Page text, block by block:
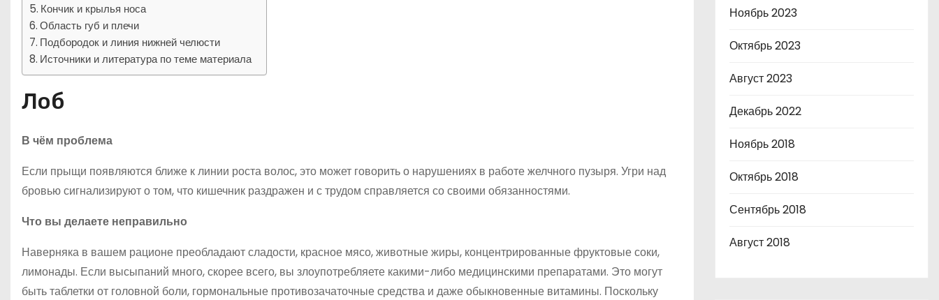
Кончик и крылья носа
Область губ и плечи
Подбородок и линия нижней челюсти
Источники и литература по теме материала
Лоб
В чём проблема
Если прыщи появляются ближе к линии роста волос, это может говорить о нарушениях в работе желчного пузыря. Угри над
бровью сигнализируют о том, что кишечник раздражен и с трудом справляется со своими обязанностями.
Что вы делаете неправильно
Наверняка в вашем рационе преобладают сладости, красное мясо, животные жиры, концентрированные фруктовые соки,
лимонады. Если высыпаний много, скорее всего, вы злоупотребляете какими-либо медицинскими препаратами. Это могут
быть таблетки от головной боли, гормональные противозачаточные средства и даже обыкновенные витамины. Поскольку
Ноябрь 2023
Октябрь 2023
Август 2023
Декабрь 2022
Ноябрь 2018
Октябрь 2018
Сентябрь 2018
Август 2018